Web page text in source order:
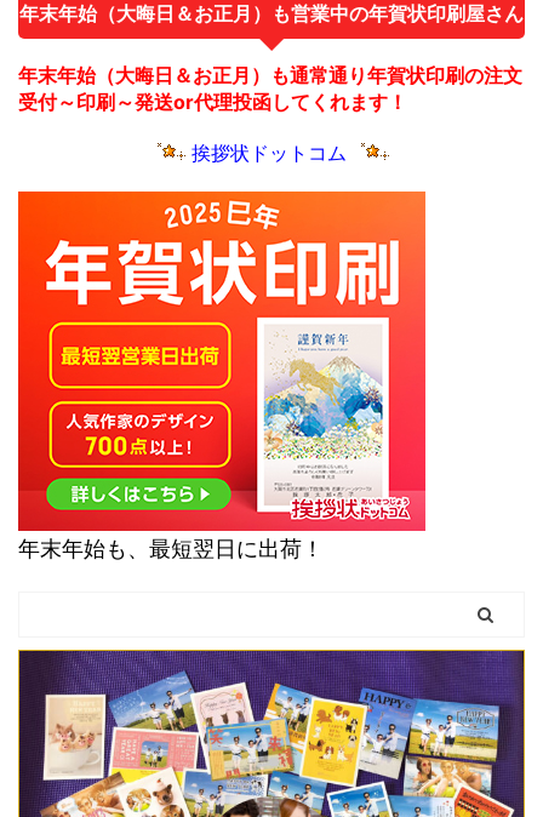
年末年始（大晦日＆お正月）も営業中の年賀状印刷屋さん
年末年始（大晦日＆お正月）も通常通り年賀状印刷の注文
受付～印刷～発送or代理投函してくれます！
挨拶状ドットコム
年末年始も、最短翌日に出荷！